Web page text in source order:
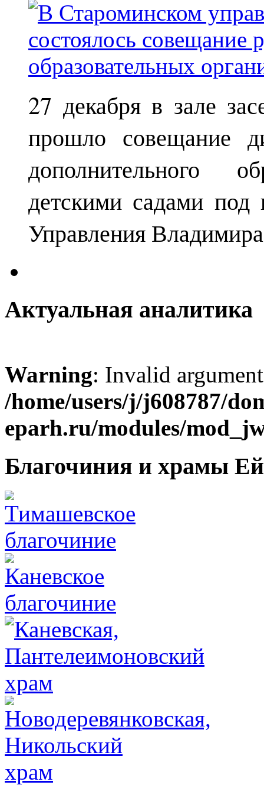
27 декабря в зале
прошло совещание
дополнительного
детскими садами под
Управления
Актуальная аналитика
Warning: Invalid
/home/users/j/j608787/
eparh.ru/modules/
Благочиния и храмы